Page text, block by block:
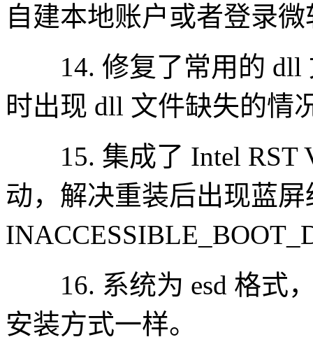
自建本地账户或者登录
14. 修复了常用的 dll
时出现 dll 文件缺失的情
15. 集成了 Intel RST
动，解决重装后出现蓝
16. 系统为 esd 格式，
安装方式一样。